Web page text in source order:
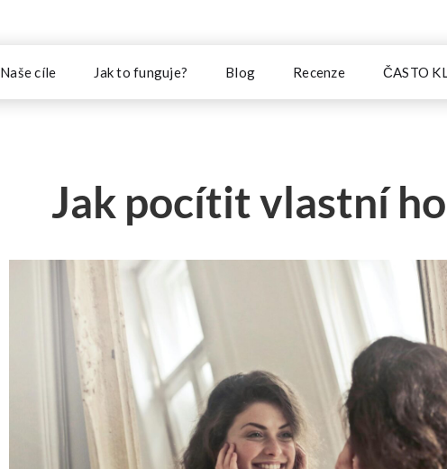
Naše cíle Jak to funguje? Blog Recenze ČASTO
Jak pocítit vlastní